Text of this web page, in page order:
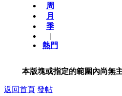
周
月
季
|
熱門
本版塊或指定的範圍內尚無主
返回首頁 發帖